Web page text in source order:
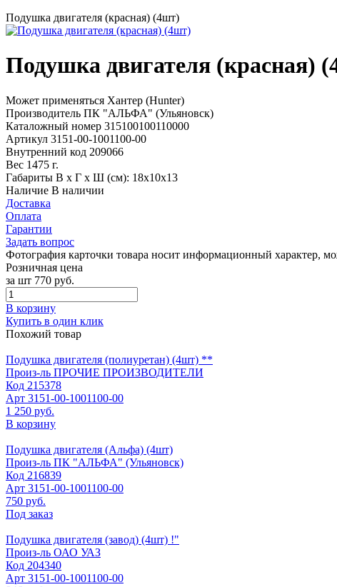
Подушка двигателя (красная) (4шт)
Подушка двигателя (красная)
Может применяться Хантер (Hunter)
Производитель ПК "АЛЬФА" (Ульяновск)
Каталожный номер 315100100110000
Артикул 3151-00-1001100-00
Внутренний код 209066
Вес 1475 г.
Габариты В х Г х Ш (см): 18х10х13
Наличие В наличии
Доставка
Оплата
Гарантии
Задать вопрос
Фотография карточки товара носит информационный характер,
Розничная цена
за шт 770 руб.
В корзину
Купить в один клик
Похожий товар
Подушка двигателя (полиуретан) (4шт) **
Произ-ль ПРОЧИЕ ПРОИЗВОДИТЕЛИ
Код 215378
Арт 3151-00-1001100-00
1 250 руб.
В корзину
Подушка двигателя (Альфа) (4шт)
Произ-ль ПК "АЛЬФА" (Ульяновск)
Код 216839
Арт 3151-00-1001100-00
750 руб.
Под заказ
Подушка двигателя (завод) (4шт) !"
Произ-ль ОАО УАЗ
Код 204340
Арт 3151-00-1001100-00